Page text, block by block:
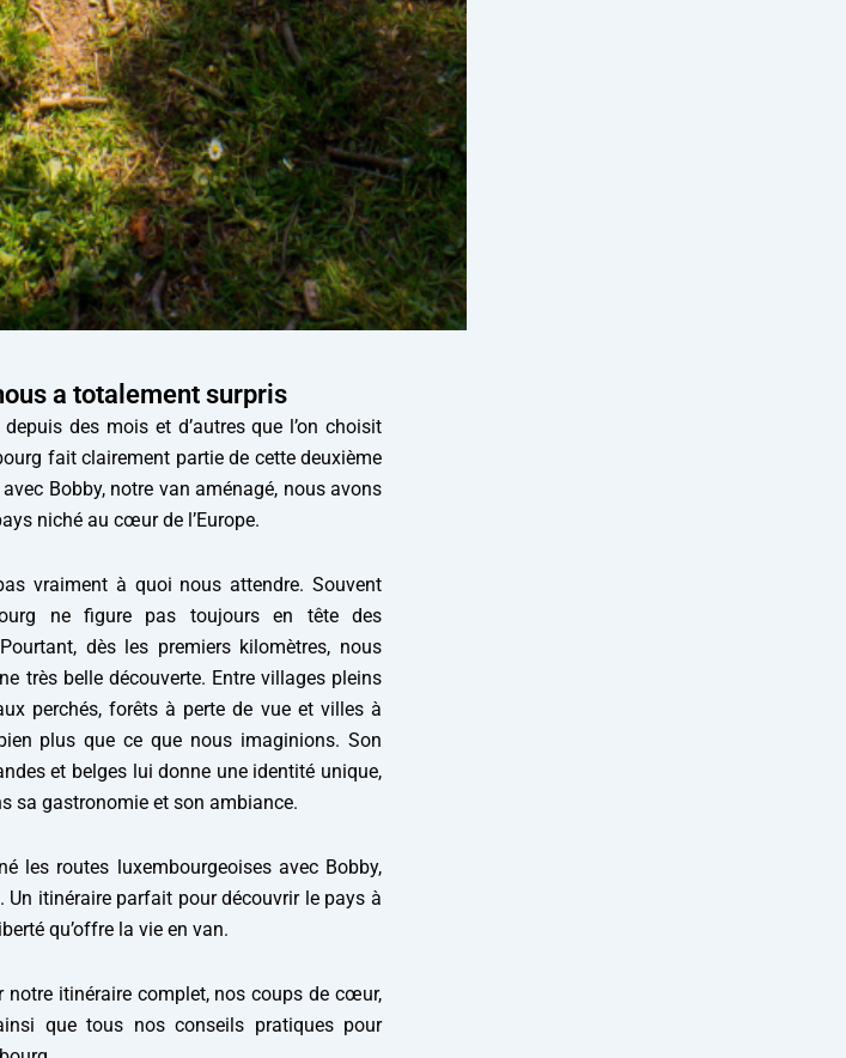
a totalement surpris
des mois et d’autres que l’on choisit
fait clairement partie de cette deuxième
Bobby, notre van aménagé, nous avons
niché au cœur de l’Europe.
vraiment à quoi nous attendre. Souvent
ne figure pas toujours en tête des
dès les premiers kilomètres, nous
très belle découverte. Entre villages pleins
perchés, forêts à perte de vue et villes à
plus que ce que nous imaginions. Son
et belges lui donne une identité unique,
sa gastronomie et son ambiance.
les routes luxembourgeoises avec Bobby,
itinéraire parfait pour découvrir le pays à
qu’offre la vie en van.
itinéraire complet, nos coups de cœur,
que tous nos conseils pratiques pour